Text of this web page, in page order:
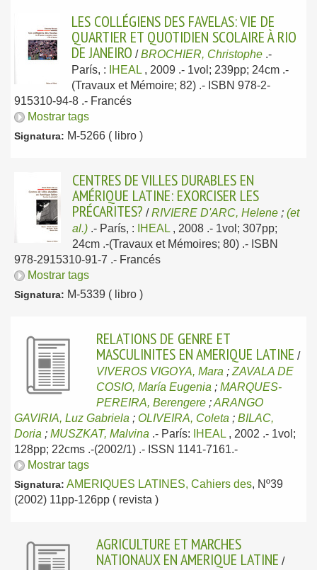
LES COLLÉGIENS DES FAVELAS: VIE DE
QUARTIER ET QUOTIDIEN SCOLAIRE À RIO
DE JANEIRO /BROCHIER, Christophe .-
París, :
IHEAL , 2009 .- 1vol; 239pp; 24cm .-
(Travaux et Mémoire; 82) .- ISBN 978-2-
915310-94-8 .- Francés
Mostrar tags
Signatura: M-5266 ( libro )
CENTRES DE VILLES DURABLES EN
AMÉRIQUE LATINE: EXORCISER LES
PRÉCARITES? /RIVIERE D'ARC, Helene ; (et
al.) .- París, : IHEAL , 2008 .- 1vol; 307pp;
24cm .-(Travaux et Mémoires; 80) .- ISBN
978-2915310-91-7 .- Francés
Mostrar tags
Signatura: M-5339 ( libro )
RELATIONS DE GENRE ET
MASCULINITES EN AMERIQUE LATINE /
VIVEROS VIGOYA, Mara ; ZAVALA DE
COSIO, María Eugenia ; MARQUES-
PEREIRA, Berengere ;ARANGO
GAVIRIA, Luz Gabriela ; OLIVEIRA, Coleta ; BILAC,
Doria ; MUSZKAT, Malvina .- París: IHEAL , 2002 .- 1vol;
128pp; 22cms .-(2002/1) .- ISSN 1141-7161.-
Mostrar tags
Signatura: AMERIQUES LATINES, Cahiers des, Nº39
(2002) 11pp-126pp ( revista )
AGRICULTURE ET MARCHES
NATIONAUX EN AMERIQUE LATINE /